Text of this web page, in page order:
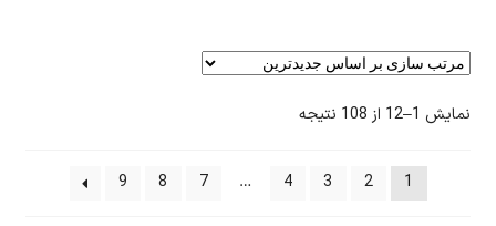
نمایش 1–12 از 108 نتیجه
Sorted
1
2
3
4
…
7
8
9